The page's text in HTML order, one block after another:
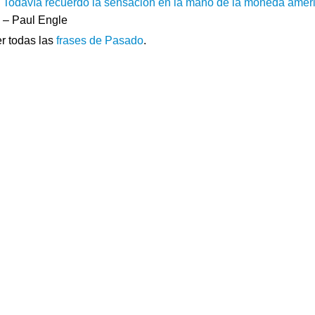
Todavía recuerdo la sensación en la mano de la moneda
– Paul Engle
todas las frases de Pasado.